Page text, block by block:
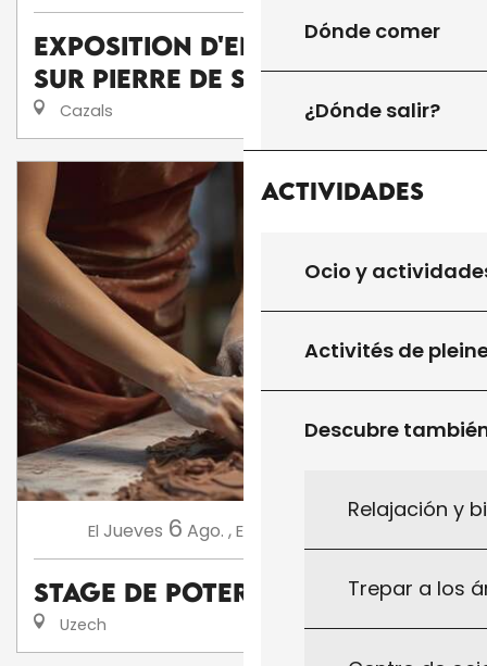
Dónde comer
¿Dónde salir?
Actividades
Ocio y
Activités de
Descubre
Relajación y
Trepar a los
Exposition d'enluminures
sur pierre de Serge Barlan
Cazals
El Jueves 6 Ago. ,El
Stage de poterie
Uzech